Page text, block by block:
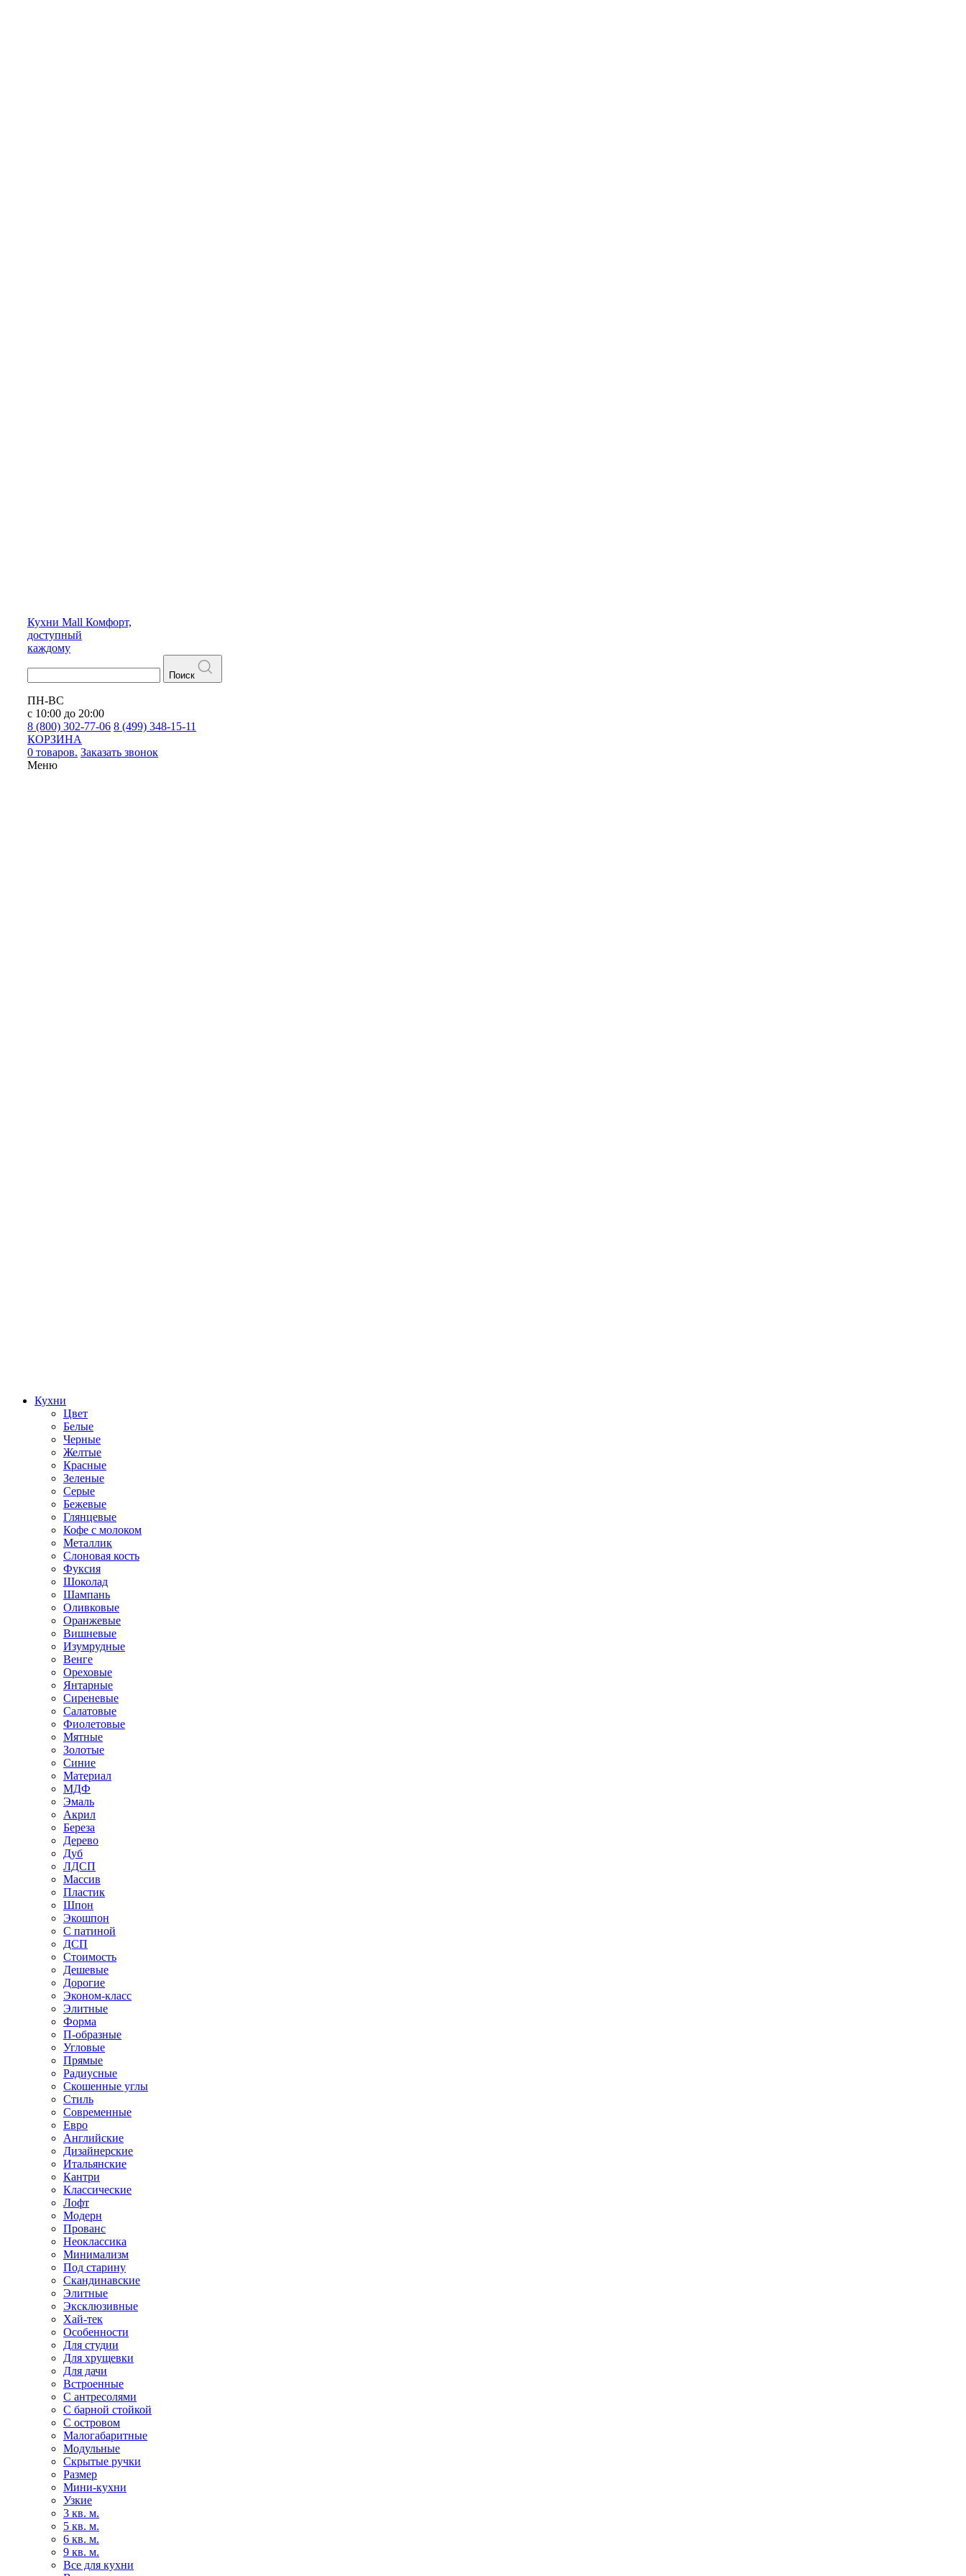
Кухни Mall Комфорт,
доступный
каждому
Поиск
ПН-ВС
с 10:00 до 20:00
8 (800) 302-77-06 8 (499) 348-15-11
КОРЗИНА
0 товаров. Заказать звонок
Меню
Кухни
Цвет
Белые
Черные
Желтые
Красные
Зеленые
Серые
Бежевые
Глянцевые
Кофе с молоком
Металлик
Слоновая кость
Фуксия
Шоколад
Шампань
Оливковые
Оранжевые
Вишневые
Изумрудные
Венге
Ореховые
Янтарные
Сиреневые
Салатовые
Фиолетовые
Мятные
Золотые
Синие
Материал
МДФ
Эмаль
Акрил
Береза
Дерево
Дуб
ЛДСП
Массив
Пластик
Шпон
Экошпон
С патиной
ДСП
Стоимость
Дешевые
Дорогие
Эконом-класс
Элитные
Форма
П-образные
Угловые
Прямые
Радиусные
Скошенные углы
Стиль
Современные
Евро
Английские
Дизайнерские
Итальянские
Кантри
Классические
Лофт
Модерн
Прованс
Неоклассика
Минимализм
Под старину
Скандинавские
Элитные
Эксклюзивные
Хай-тек
Особенности
Для студии
Для хрущевки
Для дачи
Встроенные
С антресолями
С барной стойкой
С островом
Малогабаритные
Модульные
Скрытые ручки
Размер
Мини-кухни
Узкие
3 кв. м.
5 кв. м.
6 кв. м.
9 кв. м.
Все для кухни